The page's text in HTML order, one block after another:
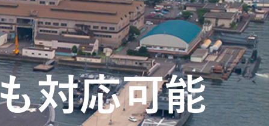
対応可能